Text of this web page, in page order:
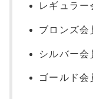
レギュラ
ブロンズ
シルバー
ゴールド